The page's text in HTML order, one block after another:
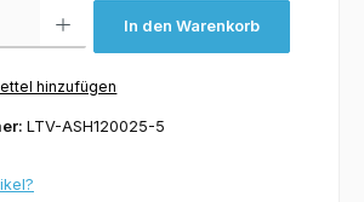
In den Warenkorb
hinzufügen
LTV-ASH120025-5